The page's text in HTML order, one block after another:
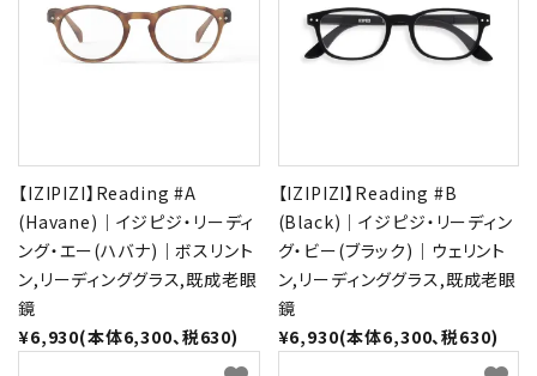
【IZIPIZI】Reading #A
(Havane)｜イジピジ・リーディ
ング・エー(ハバナ)｜ボスリント
ン,リーディンググラス,既成老眼
鏡
¥6,930(本体6,300、税630)
【IZIPIZI】Reading #B
(Black)｜イジピジ・リーディン
グ・ビー(ブラック)｜ウェリント
ン,リーディンググラス,既成老眼
鏡
¥6,930(本体6,300、税630)